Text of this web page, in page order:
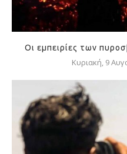
Οι εμπειρίες των
Κυριακή, 9